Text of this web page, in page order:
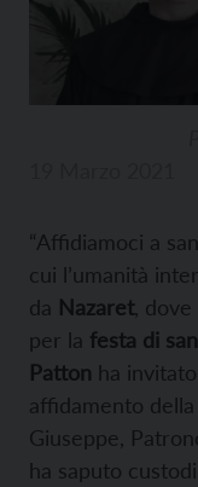
“Affidiamoci a
cui l’umanità
da Nazaret, dove
per la festa di
Patton ha
affidamento della
Giuseppe,
ha saputo